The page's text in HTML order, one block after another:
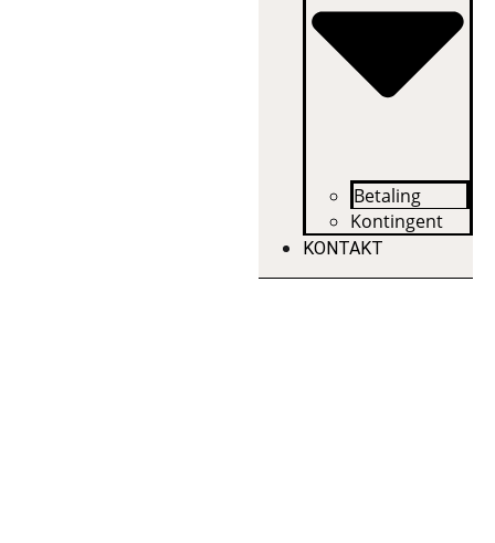
Betaling
Kontingent
KONTAKT